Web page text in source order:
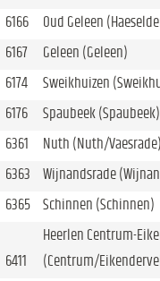
6166
Oud Geleen
6167
Geleen (Geleen)
6174
Sweikhuizen
6176
Spaubeek (Spaubeek)
6361
Nuth (Nuth/Vaesrade)
6363
Wijnandsrade
6365
Schinnen (Schinnen)
6411
Heerlen Centrum-
(Centrum/